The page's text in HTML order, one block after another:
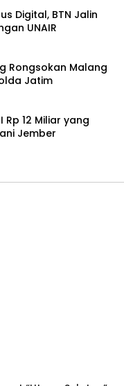
Digital, BTN Jalin
UNAIR
Rongsokan Malang
Jatim
Rp 12 Miliar yang
Jember